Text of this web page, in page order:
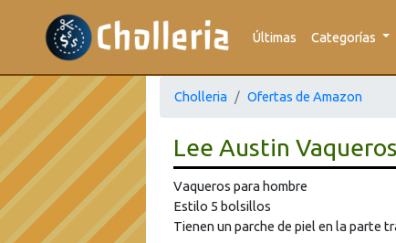
Últimas Categorías
Cholleria Ofertas de Amazon
Lee Austin
Vaqueros para hombre
Estilo 5 bolsillos
Tienen un parche de piel en la parte